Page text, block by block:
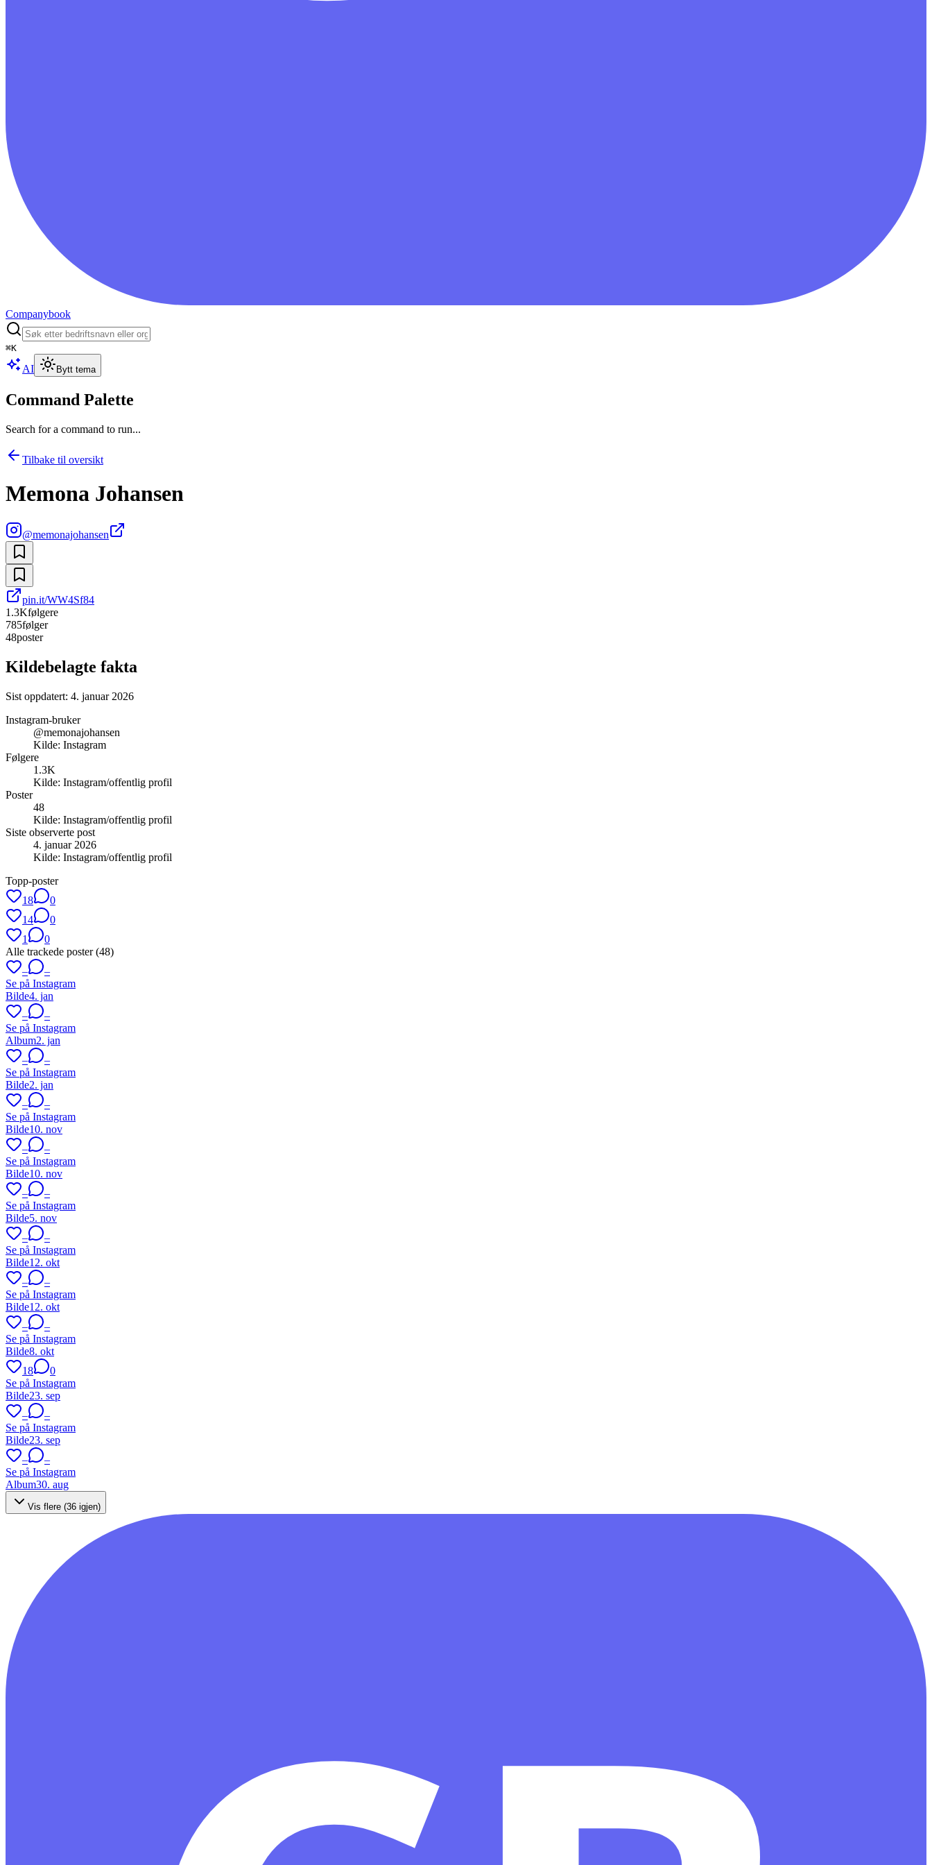
Companybook
⌘K
AI Bytt tema
Command Palette
Search for a command to run...
Tilbake til oversikt
Memona Johansen
@memonajohansen
pin.it/WW4Sf84
1.3Kfølgere
785følger
48poster
Kildebelagte fakta
Sist oppdatert: 4. januar 2026
Instagram-bruker
@memonajohansen
Kilde: Instagram
Følgere
1.3K
Kilde: Instagram/offentlig profil
Poster
48
Kilde: Instagram/offentlig profil
Siste observerte post
4. januar 2026
Kilde: Instagram/offentlig profil
Topp-poster
18
0
14
0
1
0
Alle trackede poster (48)
–
–
Se på Instagram
Bilde4. jan
–
–
Se på Instagram
Album2. jan
–
–
Se på Instagram
Bilde2. jan
–
–
Se på Instagram
Bilde10. nov
–
–
Se på Instagram
Bilde10. nov
–
–
Se på Instagram
Bilde5. nov
–
–
Se på Instagram
Bilde12. okt
–
–
Se på Instagram
Bilde12. okt
–
–
Se på Instagram
Bilde8. okt
18
0
Se på Instagram
Bilde23. sep
–
–
Se på Instagram
Bilde23. sep
–
–
Se på Instagram
Album30. aug
Vis flere (36 igjen)